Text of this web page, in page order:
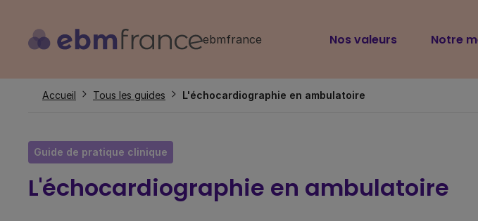
contenu
ebmfrance
Navigation
Nos valeurs Notre
Fil
Accueil Tous les guides L'échocardiographie en ambulatoire
Guide de pratique clinique
L'échocardiographie en ambulatoire